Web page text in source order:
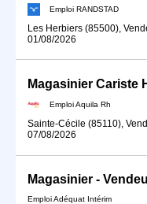
Emploi RANDSTAD
Les Herbiers (85500),
01/08/2026
Magasinier Cariste
Emploi Aquila Rh
Sainte-Cécile (85110),
07/08/2026
Magasinier -
Emploi Adéquat Intérim